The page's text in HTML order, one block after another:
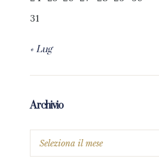
31
« Lug
Archivio